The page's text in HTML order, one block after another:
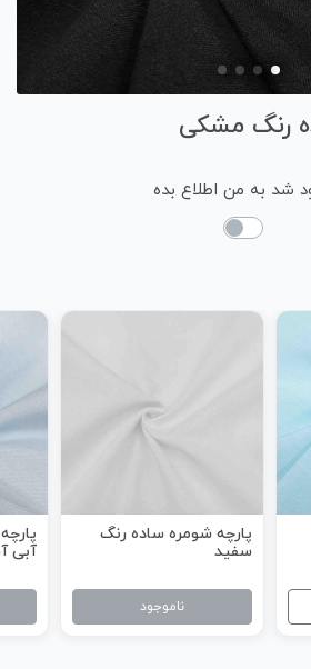
رنگ مشکی
شد به من اطلاع بده
پارچه شومره ساده رنگ
سفید
ناموجود
آبی